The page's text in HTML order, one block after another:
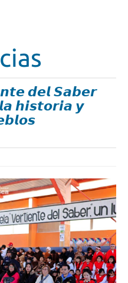
𝙙𝙚𝙡 𝙎𝙖𝙗𝙚𝙧
𝙝𝙞𝙨𝙩𝙤𝙧𝙞𝙖 𝙮